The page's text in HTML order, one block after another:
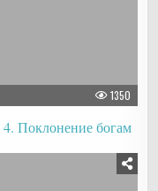
1350
Поклонение богам